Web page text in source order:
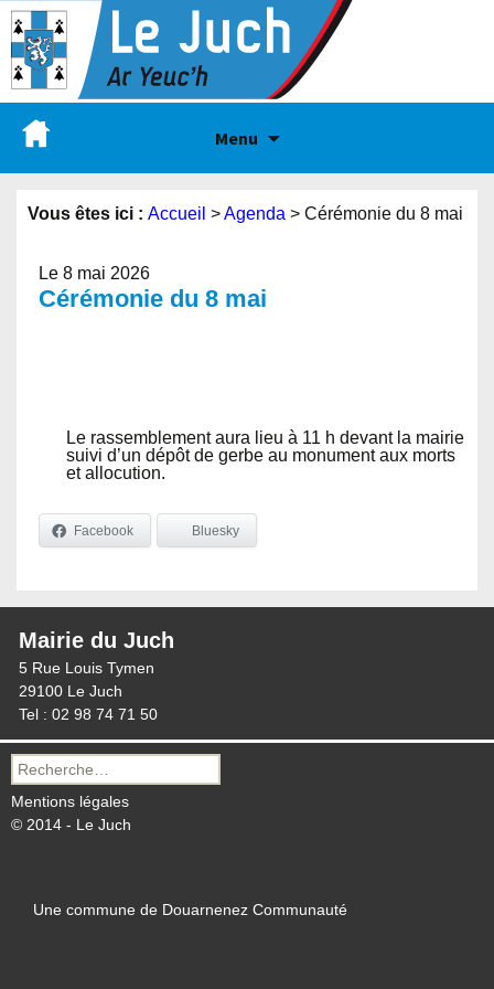
Menu
Vous êtes ici : Accueil >Agenda > Cérémonie du 8 mai
Le 8 mai 2026
Cérémonie du 8 mai
Le rassemblement aura lieu à 11 h devant la mairie
suivi d’un dépôt de gerbe au monument aux morts
et allocution.
Facebook Bluesky
Mairie du Juch
5 Rue Louis Tymen
29100 Le Juch
Tel : 02 98 74 71 50
Recherche
pour :
Mentions légales
© 2014 - Le Juch
Une commune de Douarnenez Communauté